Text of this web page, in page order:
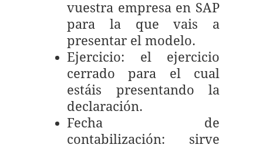
vuestra empresa en SAP
para la que vais a
presentar el modelo.
Ejercicio: el ejercicio
cerrado para el cual
estáis presentando la
declaración.
Fecha de
contabilización: sirve